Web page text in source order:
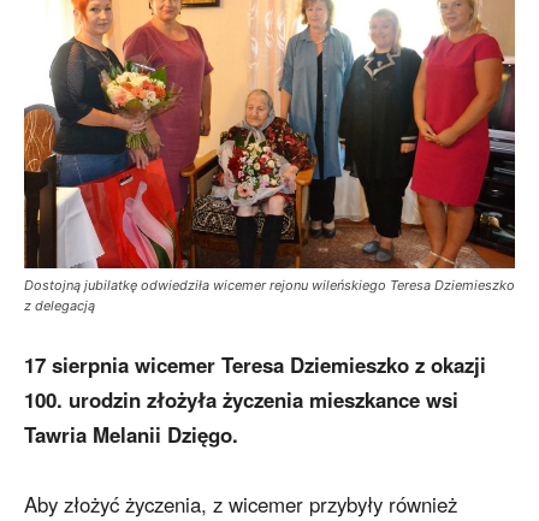
Dostojną jubilatkę odwiedziła wicemer rejonu wileńskiego Teresa Dziemieszko
z delegacją
17 sierpnia wicemer Teresa Dziemieszko z okazji
100. urodzin złożyła życzenia mieszkance wsi
Tawria Melanii Dzięgo.
Aby złożyć życzenia, z wicemer przybyły również